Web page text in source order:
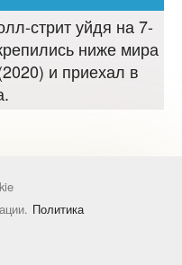
стрит уйдя на 7-
ниже мира
и приехал в
Политика